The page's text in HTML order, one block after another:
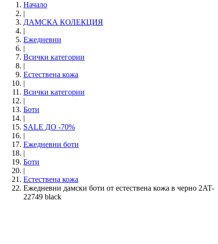
Начало
|
ДАМСКА КОЛЕКЦИЯ
|
Ежедневни
|
Всички категории
|
Естествена кожа
|
Всички категории
|
Боти
|
SALE ДО -70%
|
Eжедневни боти
|
Боти
|
Естествена кожа
Ежедневни дамски боти от естествена кожа в черно 2AT-
22749 black